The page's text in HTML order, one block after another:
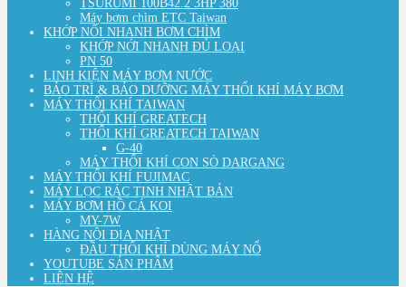
TSURUMI 100B42.2 3HP 380
Máy bơm chìm ETC Taiwan
KHỚP NỐI NHANH BƠM CHÌM
KHỚP NỚI NHANH ĐỦ LOẠI
PN 50
LINH KIỆN MÁY BƠM NƯỚC
BẢO TRÌ & BẢO DƯỠNG MÁY THỔI KHÍ MÁY BƠM
MÁY THỔI KHÍ TAIWAN
THỔI KHÍ GREATECH
THỔI KHÍ GREATECH TAIWAN
G-40
MÁY THỔI KHÍ CON SÒ DARGANG
MÁY THỔI KHÍ FUJIMAC
MÁY LỌC RÁC TINH NHẬT BẢN
MÁY BƠM HỒ CÁ KOI
MY-7W
HÀNG NỘI ĐỊA NHẬT
ĐẦU THỔI KHÍ DÙNG MÁY NỔ
YOUTUBE SẢN PHẨM
LIÊN HỆ